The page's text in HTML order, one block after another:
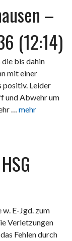
–
(12:14)
die bis dahin
mit einer
positiv. Leider
und Abwehr um
… mehr
E-Jgd. zum
Verletzungen
Fehlen durch